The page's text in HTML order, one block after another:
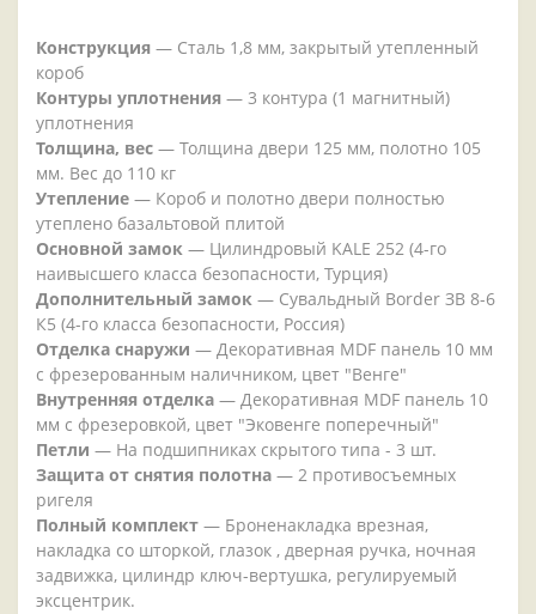
Конструкция — Сталь 1,8 мм, закрытый утепленный
короб
Контуры уплотнения — 3 контура (1 магнитный)
уплотнения
Толщина, вес — Толщина двери 125 мм, полотно 105
мм. Вес до 110 кг
Утепление — Короб и полотно двери полностью
утеплено базальтовой плитой
Основной замок — Цилиндровый KALE 252 (4-го
наивысшего класса безопасности, Турция)
Дополнительный замок — Сувальдный Border ЗВ 8-6
К5 (4-го класса безопасности, Россия)
Отделка снаружи — Декоративная MDF панель 10 мм
с фрезерованным наличником, цвет "Венге"
Внутренняя отделка — Декоративная MDF панель 10
мм с фрезеровкой, цвет "Эковенге поперечный"
Петли — На подшипниках скрытого типа - 3 шт.
Защита от снятия полотна — 2 противосъемных
ригеля
Полный комплект — Броненакладка врезная,
накладка со шторкой, глазок , дверная ручка, ночная
задвижка, цилиндр ключ-вертушка, регулируемый
эксцентрик.